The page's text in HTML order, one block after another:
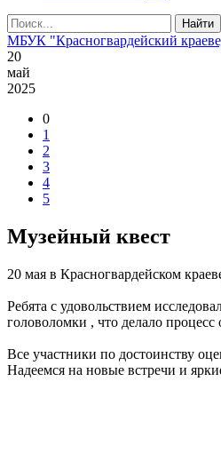
Найти
МБУК "Красногвардейский
20
май
2025
0
1
2
3
4
5
Музейный квест
20 мая в Красногвардейском
Ребята с удовольствием
головоломки , что делало
Все участники по достоинству
Надеемся на новые встречи и